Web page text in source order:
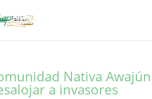
Nativa
a invasores